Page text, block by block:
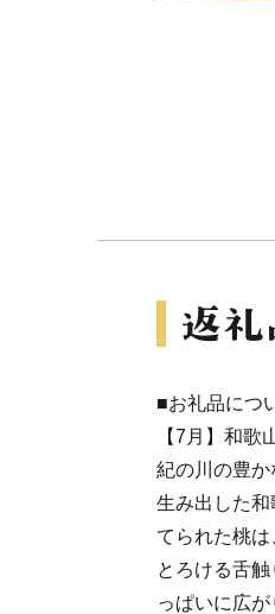
■お礼品につ
【7月】和
紀の川の豊
生み出した
てられた桃は
とろける舌
っぱいに広が